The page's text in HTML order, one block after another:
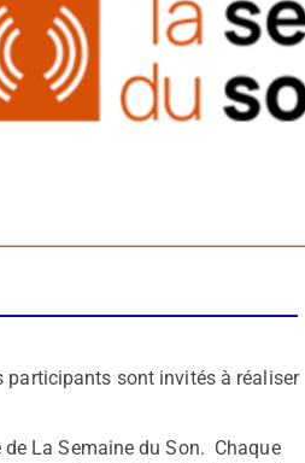
participants sont invités à réaliser
de La Semaine du Son. Chaque